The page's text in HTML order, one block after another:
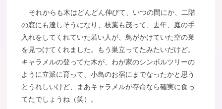
それからも木はどんどん伸びて、いつの間にか、二階
の窓にも達しそうになり、枝葉も茂って、去年、庭の手
入れをしてくれていた若い人が、鳥がかけていた空の巣
を見つけてくれました。もう巣立ってたみたいだけど。
キャラメルの登ってた木が、わが家のシンボルツリーの
ように立派に育って、小鳥のお宿にまでなったかと思う
とうれしいけど、まあキャラメルが存命なら確実に食っ
てたでしょうね（笑）。